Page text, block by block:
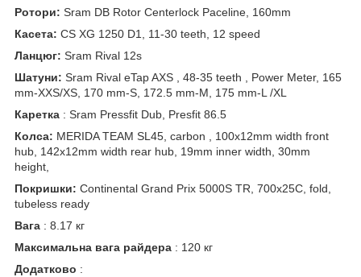
Ротори: Sram DB Rotor Centerlock Paceline, 160mm
Касета: CS XG 1250 D1, 11-30 teeth, 12 speed
Ланцюг: Sram Rival 12s
Шатуни: Sram Rival eTap AXS , 48-35 teeth , Power Meter, 165
mm-XXS/XS, 170 mm-S, 172.5 mm-M, 175 mm-L /XL
Каретка : Sram Pressfit Dub, Presfit 86.5
Колса: MERIDA TEAM SL45, carbon , 100x12mm width front
hub, 142x12mm width rear hub, 19mm inner width, 30mm
height,
Покришки: Continental Grand Prix 5000S TR, 700x25C, fold,
tubeless ready
Вага : 8.17 кг
Максимальна вага райдера : 120 кг
Додатково :